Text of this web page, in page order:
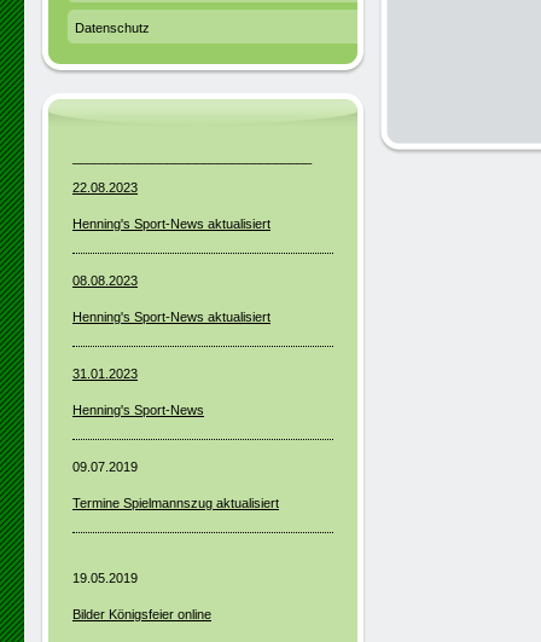
Datenschutz
22.08.2023
Henning's Sport-News aktualisiert
08.08.2023
Henning's Sport-News aktualisiert
31.01.2023
Henning's Sport-News
09.07.2019
Termine Spielmannszug aktualisiert
19.05.2019
Bilder Königsfeier online